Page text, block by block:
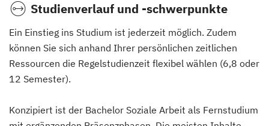
Studienverlauf und -schwerpunkte
Ein Einstieg ins Studium ist jederzeit möglich. Zudem
können Sie sich anhand Ihrer persönlichen zeitlichen
Ressourcen die Regelstudienzeit flexibel wählen (6,8 oder
12 Semester).
Konzipiert ist der Bachelor Soziale Arbeit als Fernstudium